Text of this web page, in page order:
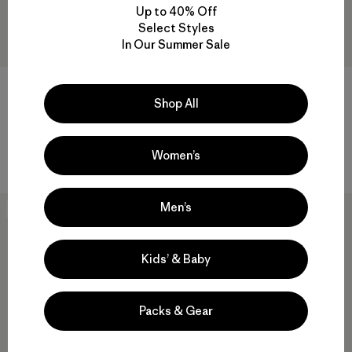
Terravia Pack 28L
Valoración: 4.1 / 5
$ 229
Valoración: 4.0 / 5 Comentarios
Up to 40% Off
Select Styles
In Our Summer Sale
Shop All
Women’s
Men’s
Kids’ & Baby
Packs & Gear